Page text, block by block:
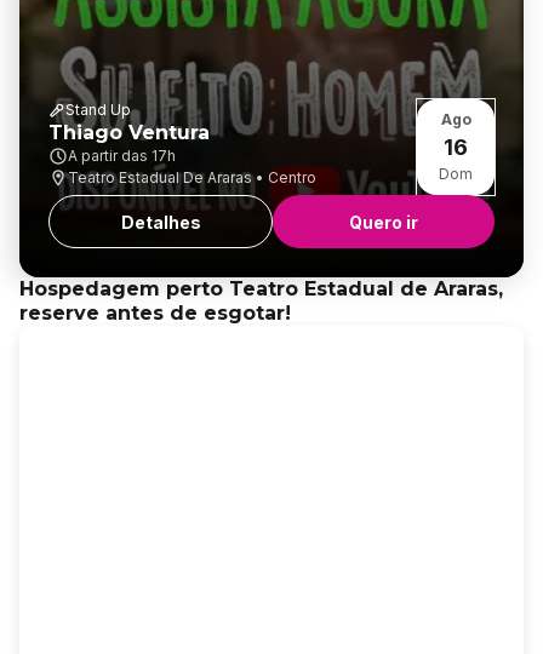
Stand Up
Thiago Ventura
A partir das 17h
Teatro Estadual De Araras • Centro
Ago
16
Dom
Detalhes Quero ir
Hospedagem perto Teatro Estadual de Araras,
reserve antes de esgotar!